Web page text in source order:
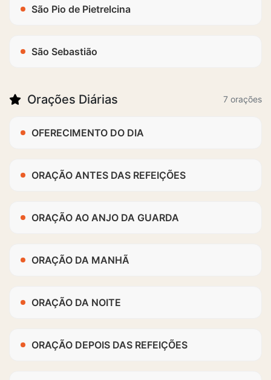
São Pio de Pietrelcina
São Sebastião
Orações Diárias 7 orações
OFERECIMENTO DO DIA
ORAÇÃO ANTES DAS REFEIÇÕES
ORAÇÃO AO ANJO DA GUARDA
ORAÇÃO DA MANHÃ
ORAÇÃO DA NOITE
ORAÇÃO DEPOIS DAS REFEIÇÕES